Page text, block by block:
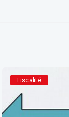
Fiscalité